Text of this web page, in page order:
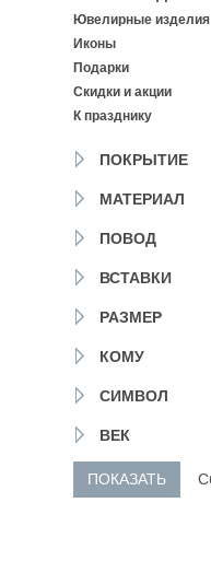
Ювелирные изделия
Иконы
Подарки
Скидки и акции
К празднику
ПОКРЫТИЕ
МАТЕРИАЛ
ПОВОД
ВСТАВКИ
РАЗМЕР
КОМУ
СИМВОЛ
ВЕК